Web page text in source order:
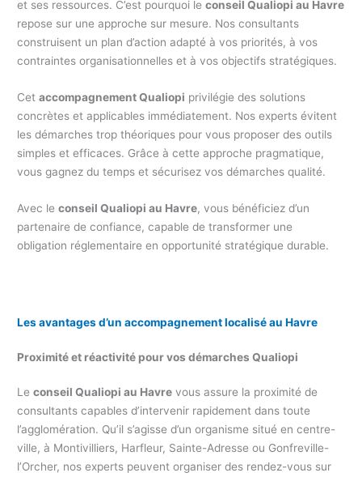
et ses ressources. C’est pourquoi leconseil Qualiopi au Havre
repose sur une approche sur mesure. Nos consultants
construisent un plan d’action adapté à vos priorités, à vos
contraintes organisationnelles et à vos objectifs stratégiques.
Cetaccompagnement Qualiopi privilégie des solutions
concrètes et applicables immédiatement. Nos experts évitent
les démarches trop théoriques pour vous proposer des outils
simples et efficaces. Grâce à cette approche pragmatique,
vous gagnez du temps et sécurisez vos démarches qualité.
Avec leconseil Qualiopi au Havre, vous bénéficiez d’un
partenaire de confiance, capable de transformer une
obligation réglementaire en opportunité stratégique durable.
Les avantages d’un accompagnement localisé au Havre
Proximité et réactivité pour vos démarches Qualiopi
Leconseil Qualiopi au Havre vous assure la proximité de
consultants capables d’intervenir rapidement dans toute
l’agglomération. Qu’il s’agisse d’un organisme situé en centre-
ville, à Montivilliers, Harfleur, Sainte-Adresse ou Gonfreville-
l’Orcher, nos experts peuvent organiser des rendez-vous sur